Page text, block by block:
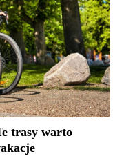
trasy warto